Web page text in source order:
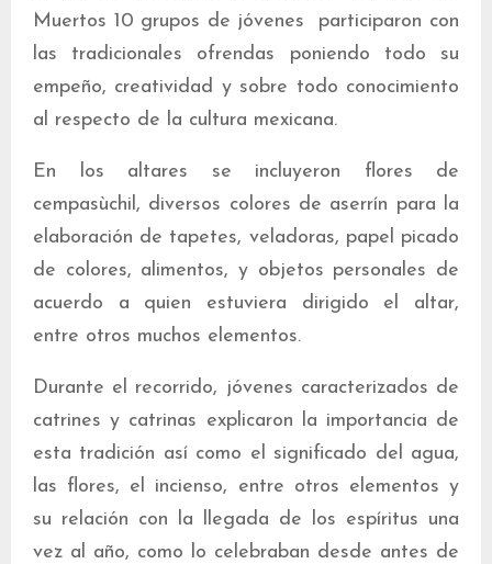
Muertos 10 grupos de jóvenes participaron con
las tradicionales ofrendas poniendo todo su
empeño, creatividad y sobre todo conocimiento
al respecto de la cultura mexicana.
En los altares se incluyeron flores de
cempasùchil, diversos colores de aserrín para la
elaboración de tapetes, veladoras, papel picado
de colores, alimentos, y objetos personales de
acuerdo a quien estuviera dirigido el altar,
entre otros muchos elementos.
Durante el recorrido, jóvenes caracterizados de
catrines y catrinas explicaron la importancia de
esta tradición así como el significado del agua,
las flores, el incienso, entre otros elementos y
su relación con la llegada de los espíritus una
vez al año, como lo celebraban desde antes de